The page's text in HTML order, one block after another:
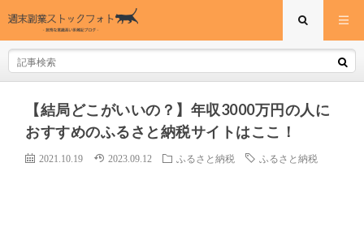
【結局どこがいいの？】年収3000万円の人に
おすすめのふるさと納税サイトはここ！
2021.10.19 2023.09.12 ふるさと納税 ふるさと納税